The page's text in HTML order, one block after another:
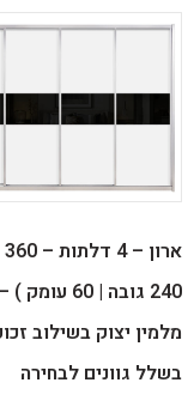
240 גובה | 60
מלמין יצוק בשילוב
בשלל גוונים לבחירה